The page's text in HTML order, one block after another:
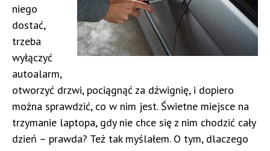
niego
dostać,
trzeba
wyłączyć
autoalarm,
otworzyć drzwi, pociągnąć za dźwignię, i dopiero
można sprawdzić, co w nim jest. Świetne miejsce na
trzymanie laptopa, gdy nie chce się z nim chodzić cały
dzień – prawda? Też tak myślałem. O tym, dlaczego